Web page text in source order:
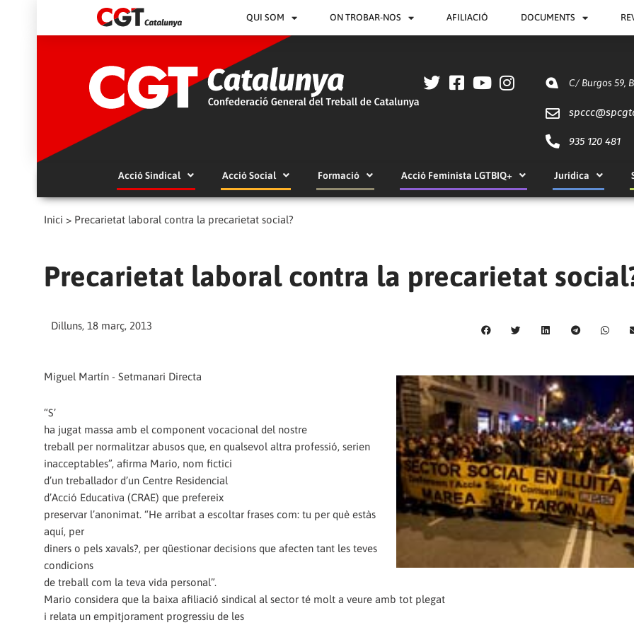
QUI SOM ON TROBAR-NOS AFILIACIÓ DOCUMENTS
C/ Burgos 59,
spccc@
935 120 481
Acció Sindical Acció Social Formació Acció Feminista LGTBIQ+ Jurídica
Inici > Precarietat laboral contra la precarietat social?
Precarietat laboral contra la precarietat
Dilluns, 18 març, 2013
Miguel Martín - Setmanari Directa
“S’
ha jugat massa amb el component vocacional del nostre
treball per normalitzar abusos que, en qualsevol altra professió, serien
inacceptables”, afirma Mario, nom fictici
d’un treballador d’un Centre Residencial
d’Acció Educativa (CRAE) que prefereix
preservar l’anonimat. “He arribat a escoltar frases com: tu per què estàs
aquí, per
diners o pels xavals?, per qüestionar decisions que afecten tant les teves
condicions
de treball com la teva vida personal”.
Mario considera que la baixa afiliació sindical al sector té molt a veure amb tot plegat
i relata un empitjorament progressiu de les